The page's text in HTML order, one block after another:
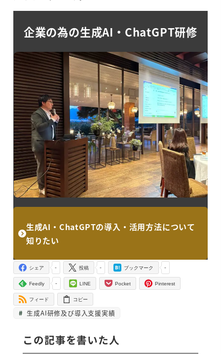
企業の為の生成AI・ChatGPT研修
生成AI・ChatGPTの導入・活用方法について
知りたい
-
シェア -
投稿 -
ブックマーク
-
Feedly LINE Pocket Pinterest
フィード コピー
生成AI研修及び導入支援実績
この記事を書いた人